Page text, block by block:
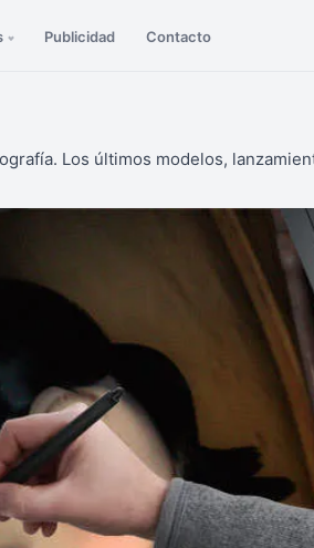
Publicidad Contacto
Los últimos modelos,